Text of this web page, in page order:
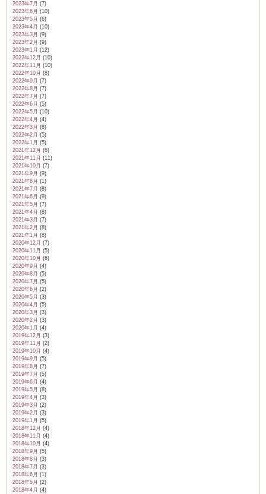
2023年7月 (7)
2023年6月 (10)
2023年5月 (6)
2023年4月 (10)
2023年3月 (9)
2023年2月 (9)
2023年1月 (12)
2022年12月 (10)
2022年11月 (10)
2022年10月 (8)
2022年9月 (7)
2022年8月 (7)
2022年7月 (7)
2022年6月 (5)
2022年5月 (10)
2022年4月 (4)
2022年3月 (8)
2022年2月 (5)
2022年1月 (5)
2021年12月 (6)
2021年11月 (11)
2021年10月 (7)
2021年9月 (9)
2021年8月 (1)
2021年7月 (8)
2021年6月 (9)
2021年5月 (7)
2021年4月 (8)
2021年3月 (7)
2021年2月 (8)
2021年1月 (8)
2020年12月 (7)
2020年11月 (5)
2020年10月 (6)
2020年9月 (4)
2020年8月 (5)
2020年7月 (5)
2020年6月 (2)
2020年5月 (3)
2020年4月 (5)
2020年3月 (3)
2020年2月 (3)
2020年1月 (4)
2019年12月 (3)
2019年11月 (2)
2019年10月 (4)
2019年9月 (5)
2019年8月 (7)
2019年7月 (5)
2019年6月 (4)
2019年5月 (8)
2019年4月 (3)
2019年3月 (2)
2019年2月 (3)
2019年1月 (5)
2018年12月 (4)
2018年11月 (4)
2018年10月 (4)
2018年9月 (5)
2018年8月 (3)
2018年7月 (3)
2018年6月 (1)
2018年5月 (2)
2018年4月 (4)